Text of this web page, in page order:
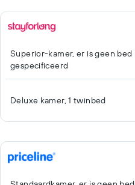
Superior-kamer, er is geen bed
gespecificeerd
Deluxe kamer, 1 twinbed